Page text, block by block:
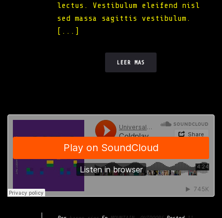
lectus. Vestibulum eleifend nisl
sed massa sagittis vestibulum.
[...]
LEER MAS